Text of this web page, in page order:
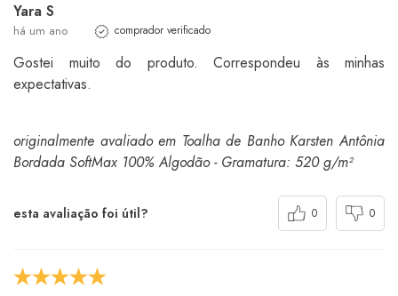
Yara S
há um ano comprador verificado
Gostei muito do produto. Correspondeu às minhas
expectativas.
originalmente avaliado em Toalha de Banho Karsten Antônia
Bordada SoftMax 100% Algodão - Gramatura: 520 g/m²
esta avaliação foi útil? 0 0